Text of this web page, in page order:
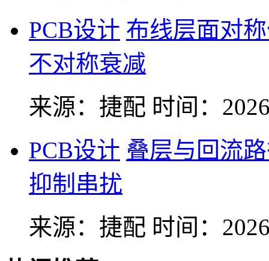
PCB设计 布线层面对
不对称衰减
来源：捷配 时间：
PCB设计 叠层与回流
抑制串扰
来源：捷配 时间：